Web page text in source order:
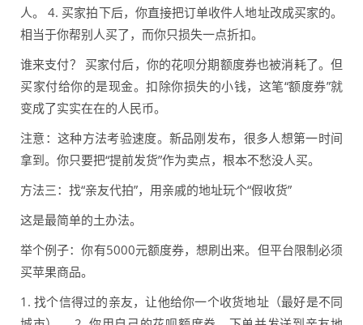
人。 4. 买家拍下后，你直接把订单收件人地址改成买家的。
相当于你帮别人买了，而你只损失一点折扣。
谁来支付？ 买家付后，你的花呗分期额度券也被消耗了。但
买家付给你的是现金。扣除你损失的小钱，这笔“额度券”就
变成了实实在在的人民币。
注意：这种方法考验速度。新品刚发布，很多人想第一时间
拿到。你只要把“提前发货”作为卖点，根本不愁没人买。
方法三：找“亲友代拍”，用亲戚的地址玩个“假收货”
这是最简单的土办法。
举个例子：你有5000元额度券，想刷出来。但平台限制必须
买苹果商品。
1. 找个信得过的亲友，让他给你一个收货地址（最好是不同